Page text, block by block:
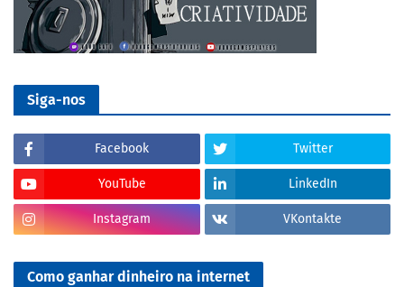
Siga-nos
Facebook Twitter
YouTube LinkedIn
Instagram VKontakte
Como ganhar dinheiro na internet